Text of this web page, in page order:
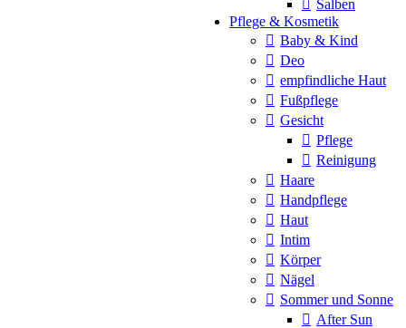
Salben
Pflege & Kosmetik
Baby & Kind
Deo
empfindliche Haut
Fußpflege
Gesicht
Pflege
Reinigung
Haare
Handpflege
Haut
Intim
Körper
Nägel
Sommer und Sonne
After Sun